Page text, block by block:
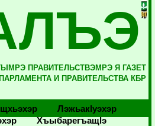
ПРАВИТЕЛЬСТВЭМРЭ Я ГАЗЕТ
ПАРЛАМЕНТА И ПРАВИТЕЛЬСТВА КБР
Лэжьакlуэхэр
Хъыбарегъащlэ